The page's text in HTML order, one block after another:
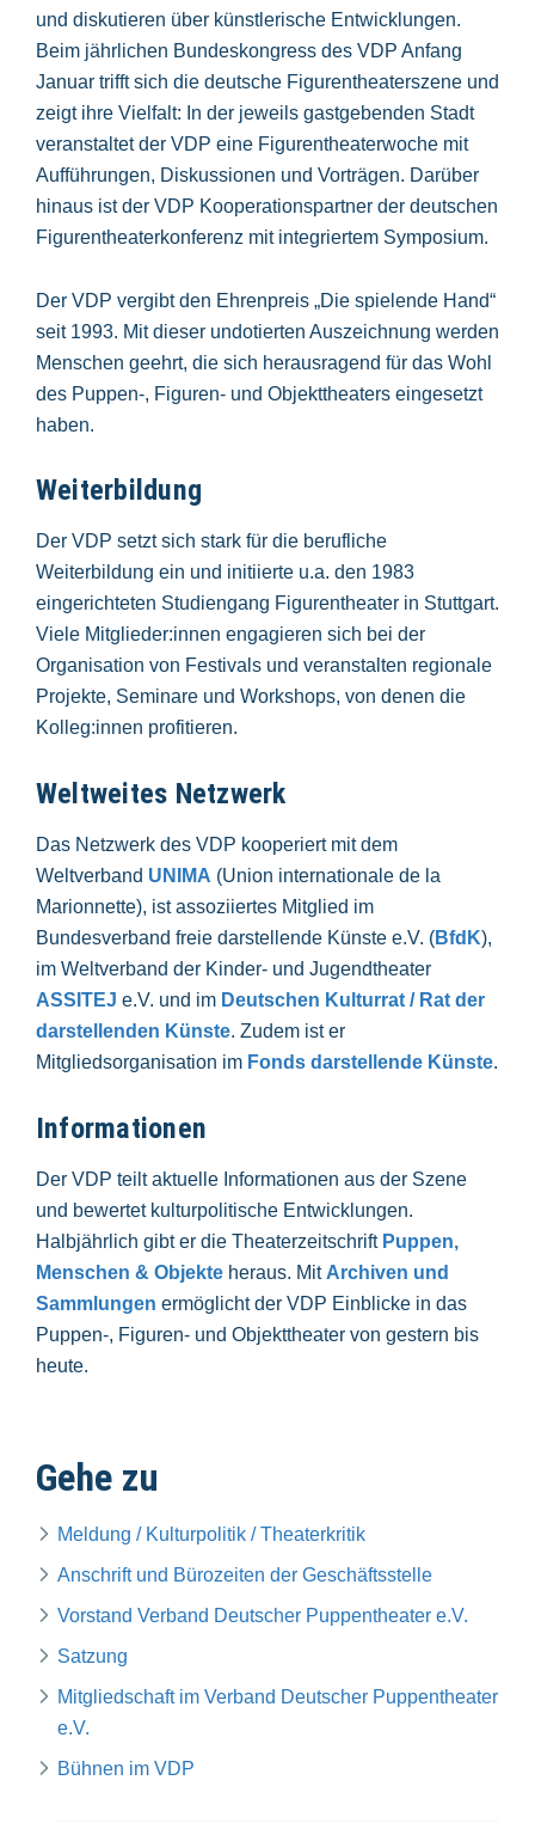
und diskutieren über künstlerische Entwicklungen.
Beim jährlichen Bundeskongress des VDP Anfang
Januar trifft sich die deutsche Figurentheaterszene und
zeigt ihre Vielfalt: In der jeweils gastgebenden Stadt
veranstaltet der VDP eine Figurentheaterwoche mit
Aufführungen, Diskussionen und Vorträgen. Darüber
hinaus ist der VDP Kooperationspartner der deutschen
Figurentheaterkonferenz mit integriertem Symposium.
Der VDP vergibt den Ehrenpreis „Die spielende Hand“
seit 1993. Mit dieser undotierten Auszeichnung werden
Menschen geehrt, die sich herausragend für das Wohl
des Puppen-, Figuren- und Objekttheaters eingesetzt
haben.
Weiterbildung
Der VDP setzt sich stark für die berufliche
Weiterbildung ein und initiierte u.a. den 1983
eingerichteten Studiengang Figurentheater in Stuttgart.
Viele Mitglieder:innen engagieren sich bei der
Organisation von Festivals und veranstalten regionale
Projekte, Seminare und Workshops, von denen die
Kolleg:innen profitieren.
Weltweites Netzwerk
Das Netzwerk des VDP kooperiert mit dem
Weltverband UNIMA (Union internationale de la
Marionnette), ist assoziiertes Mitglied im
Bundesverband freie darstellende Künste e.V. (BfdK),
im Weltverband der Kinder- und Jugendtheater
ASSITEJ e.V. und im Deutschen Kulturrat / Rat der
darstellenden Künste. Zudem ist er
Mitgliedsorganisation im Fonds darstellende Künste.
Informationen
Der VDP teilt aktuelle Informationen aus der Szene
und bewertet kulturpolitische Entwicklungen.
Halbjährlich gibt er die Theaterzeitschrift Puppen,
Menschen & Objekte heraus. Mit Archiven und
Sammlungen ermöglicht der VDP Einblicke in das
Puppen-, Figuren- und Objekttheater von gestern bis
heute.
Gehe zu
Meldung / Kulturpolitik / Theaterkritik
Anschrift und Bürozeiten der Geschäftsstelle
Vorstand Verband Deutscher Puppentheater e.V.
Satzung
Mitgliedschaft im Verband Deutscher Puppentheater
e.V.
Bühnen im VDP